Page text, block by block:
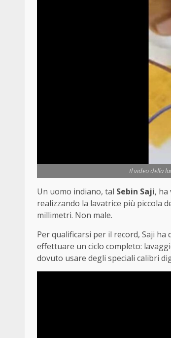
Il video della
Un uomo indiano, tal Sebin Saji,
realizzando la lavatrice più piccola
millimetri. Non male.
Per qualificarsi per il record, Saji
effettuare un ciclo completo:
dovuto usare degli speciali calibri